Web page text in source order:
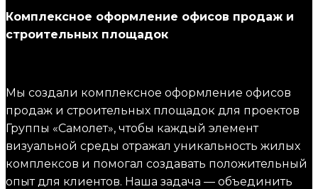
Комплексное оформление офисов продаж и
строительных площадок
Мы создали комплексное оформление офисов
продаж и строительных площадок для проектов
Группы «Самолет», чтобы каждый элемент
визуальной среды отражал уникальность жилых
комплексов и помогал создавать положительный
опыт для клиентов. Наша задача — объединить